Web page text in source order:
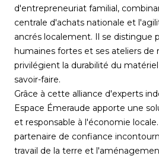
d'entrepreneuriat familial,
centrale d'achats nationale et
ancrés localement. Il se distingue
humaines fortes et ses ateliers de
privilégient la durabilité du
savoir-faire.
Grâce à cette alliance d'experts
Espace Émeraude apporte une
et responsable à l'économie
partenaire de confiance
travail de la terre et